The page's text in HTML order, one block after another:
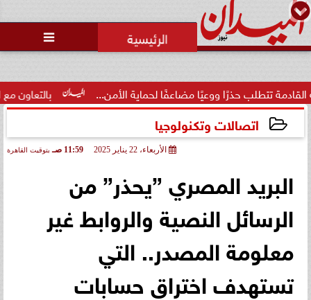

بالتعاون مع البنك حذرًا ووعيًا مضاعفًا لحماية الأمن...
اتصالات وتكنولوجيا
الأربعاء، 22 يناير 2025 11:59 صـ بتوقيت القاهرة
البريد المصري ”يحذر” من
الرسائل النصية والروابط غير
معلومة المصدر.. التي
تستهدف اختراق حسابات